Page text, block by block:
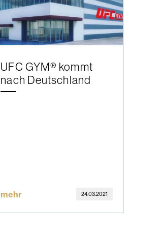
UFC GYM® kommt
nach Deutschland
mehr 24.03.2021